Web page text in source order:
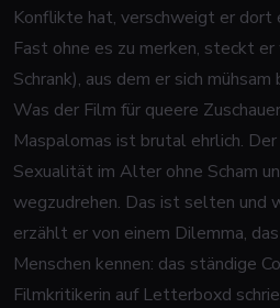
Konflikte hat, verschweigt er dort
Fast ohne es zu merken, steckt
Schrank), aus dem er sich
Was der Film für queere
Maspalomas ist brutal ehrlich.
Sexualität im Alter ohne Scham
wegzudrehen. Das ist selten und
erzählt er von einem Dilemma,
Menschen kennen: das ständige
Filmkritikerin auf Letterboxd